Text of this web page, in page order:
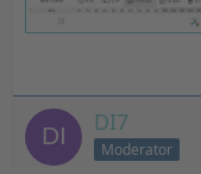
DI7
Moderator